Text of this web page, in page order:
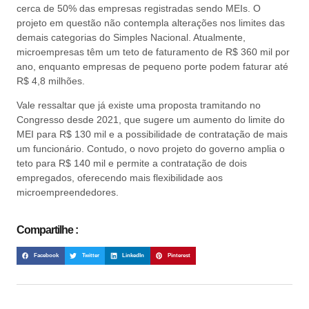
cerca de 50% das empresas registradas sendo MEIs. O
projeto em questão não contempla alterações nos limites das
demais categorias do Simples Nacional. Atualmente,
microempresas têm um teto de faturamento de R$ 360 mil por
ano, enquanto empresas de pequeno porte podem faturar até
R$ 4,8 milhões.
Vale ressaltar que já existe uma proposta tramitando no
Congresso desde 2021, que sugere um aumento do limite do
MEI para R$ 130 mil e a possibilidade de contratação de mais
um funcionário. Contudo, o novo projeto do governo amplia o
teto para R$ 140 mil e permite a contratação de dois
empregados, oferecendo mais flexibilidade aos
microempreendedores.
Compartilhe :
Facebook Twitter LinkedIn Pinterest